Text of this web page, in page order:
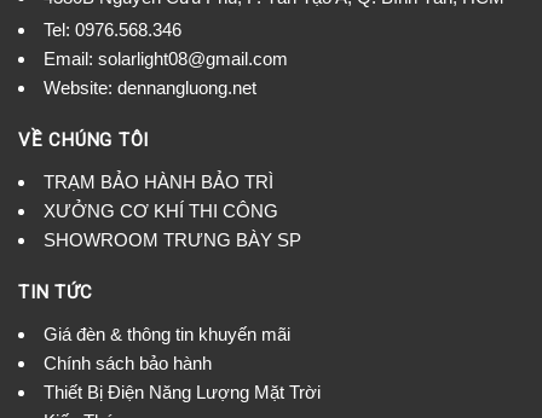
Tel: 0976.568.346
Email: solarlight08@gmail.com
Website: dennangluong.net
VỀ CHÚNG TÔI
TRẠM BẢO HÀNH BẢO TRÌ
XƯỞNG CƠ KHÍ THI CÔNG
SHOWROOM TRƯNG BÀY SP
TIN TỨC
Giá đèn & thông tin khuyến mãi
Chính sách bảo hành
Thiết Bị Điện Năng Lượng Mặt Trời